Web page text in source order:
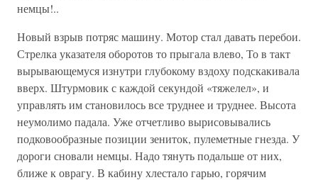
немцы!..
Новый взрыв потряс машину. Мотор стал давать перебои.
Стрелка указателя оборотов то прыгала влево, То в такт
вырывающемуся изнутри глубокому вздоху подскакивала
вверх. Штурмовик с каждой секундой «тяжелел», и
управлять им становилось все труднее и труднее. Высота
неумолимо падала. Уже отчетливо вырисовывались
подковообразные позиции зениток, пулеметные гнезда. У
дороги сновали немцы. Надо тянуть подальше от них,
ближе к оврагу. В кабину хлестало гарью, горячим